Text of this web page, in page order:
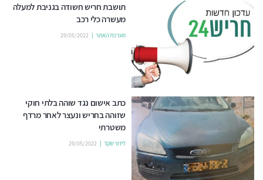
תושבת חריש חשודה בגניבת למעלה
מעשרה כלי רכב
מערכת האתר 29/05/2022
כתב אישום נגד שוהה בלתי חוקי
שזוהה בחריש ונעצר לאחר מרדף
משטרתי
לידור שקד 29/05/2022